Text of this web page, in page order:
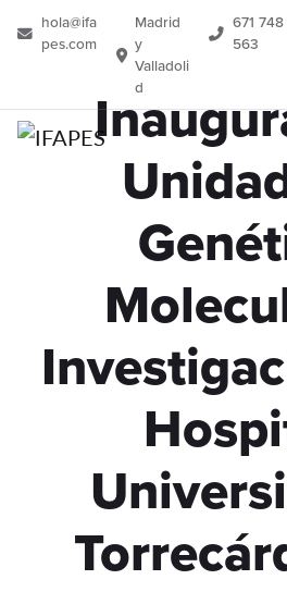
hola@ifa
pes.com
Madrid
y
Valladoli
d
671 748
563